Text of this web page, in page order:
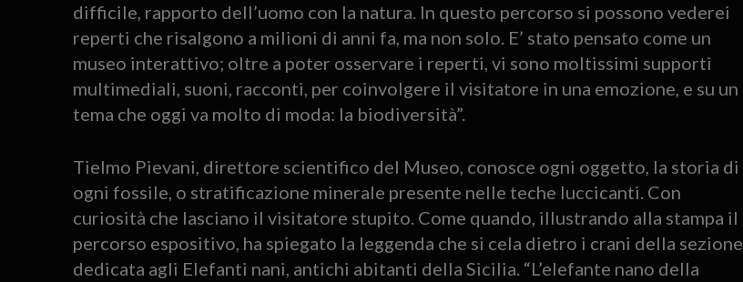
difficile, rapporto dell’uomo con la natura. In questo percorso si possono vederei
reperti che risalgono a milioni di anni fa, ma non solo. E’ stato pensato come un
museo interattivo; oltre a poter osservare i reperti, vi sono moltissimi supporti
multimediali, suoni, racconti, per coinvolgere il visitatore in una emozione, e su un
tema che oggi va molto di moda: la biodiversità”.
Tielmo Pievani, direttore scientifico del Museo, conosce ogni oggetto, la storia di
ogni fossile, o stratificazione minerale presente nelle teche luccicanti. Con
curiosità che lasciano il visitatore stupito. Come quando, illustrando alla stampa il
percorso espositivo, ha spiegato la leggenda che si cela dietro i crani della sezione
dedicata agli Elefanti nani, antichi abitanti della Sicilia. “L’elefante nano della